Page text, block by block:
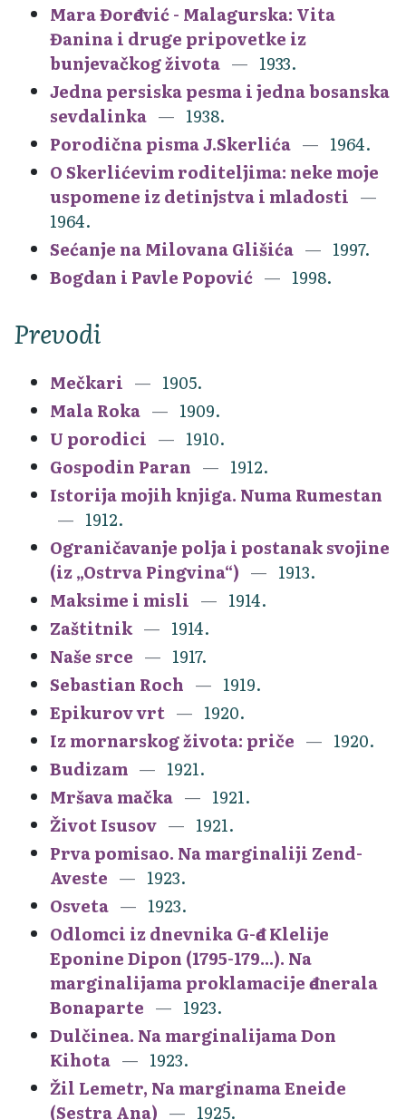
Mara Đorđević - Malagurska: Vita
Đanina i druge pripovetke iz
bunjevačkog života
1933.
Jedna persiska pesma i jedna bosanska
sevdalinka
1938.
Porodična pisma J.Skerlića
1964.
O Skerlićevim roditeljima: neke moje
uspomene iz detinjstva i mladosti
1964.
Sećanje na Milovana Glišića
1997.
Bogdan i Pavle Popović
1998.
Prevodi
Mečkari
1905.
Mala Roka
1909.
U porodici
1910.
Gospodin Paran
1912.
Istorija mojih knjiga. Numa Rumestan
1912.
Ograničavanje polja i postanak svojine
(iz „Ostrva Pingvina“)
1913.
Maksime i misli
1914.
Zaštitnik
1914.
Naše srce
1917.
Sebastian Roch
1919.
Epikurov vrt
1920.
Iz mornarskog života: priče
1920.
Budizam
1921.
Mršava mačka
1921.
Život Isusov
1921.
Prva pomisao. Na marginaliji Zend-
Aveste
1923.
Osveta
1923.
Odlomci iz dnevnika G-đe Klelije
Eponine Dipon (1795-179...). Na
marginalijama proklamacije đenerala
Bonaparte
1923.
Dulčinea. Na marginalijama Don
Kihota
1923.
Žil Lemetr, Na marginama Eneide
(Sestra Ana)
1925.